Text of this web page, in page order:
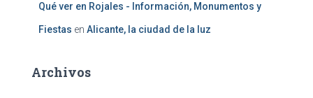
Qué ver en Rojales - Información, Monumentos y
Fiestas en Alicante, la ciudad de la luz
Archivos